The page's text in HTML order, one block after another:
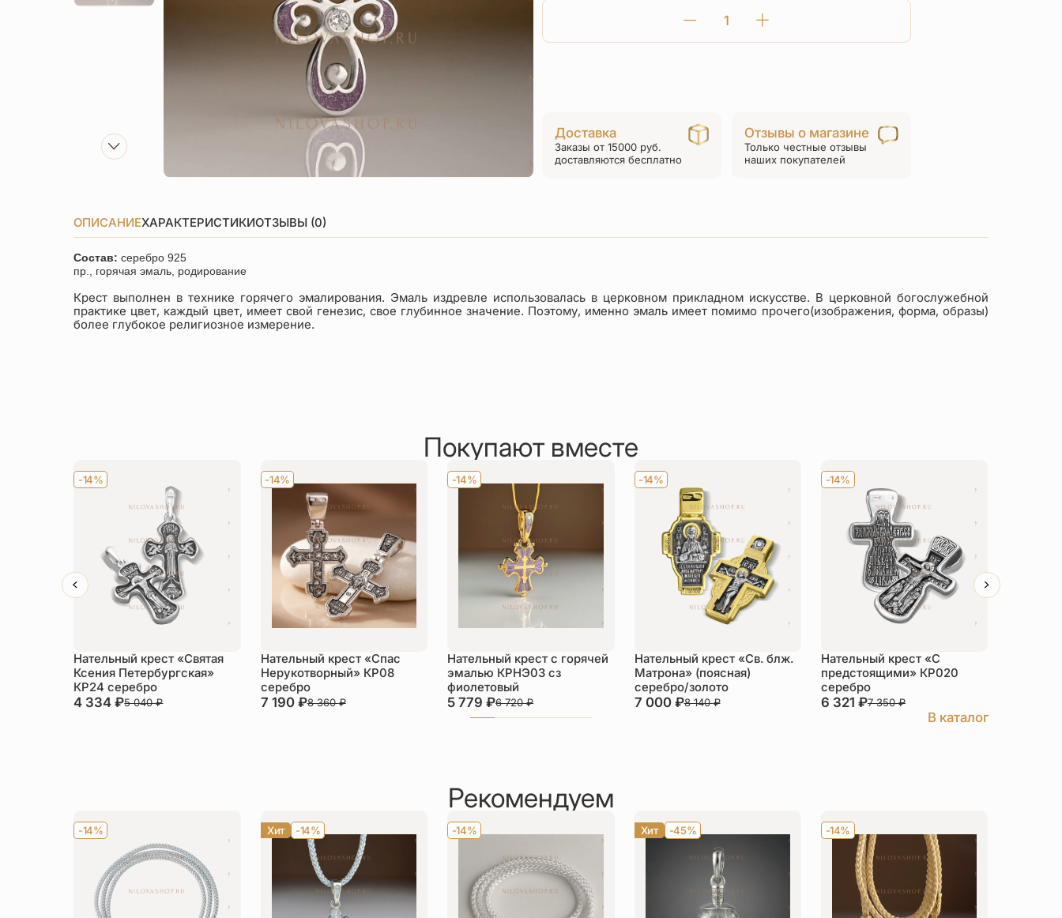
Количество
товара
эмалью
фиолетовый
«КРЭ25срф»
Доставка
Заказы от 15000 руб.
доставляются бесплатно
Отзывы о магазине
Только честные отзывы
наших покупателей
ОПИСАНИЕХАРАКТЕРИСТИКИОТЗЫВЫ (0)
Состав:серебро 925
пр., горячая эмаль, родирование
Крест выполнен в технике горячего эмалирования. Эмаль издревле использовалась в церковном прикладном искусстве. В церковной богослужебной
практике цвет, каждый цвет, имеет свой генезис, свое глубинное значение. Поэтому, именно эмаль имеет помимо прочего(изображения, форма, образы)
более глубокое религиозное измерение.
Покупают вместе
-14%
Нательный крест «Святая
Ксения Петербургская»
КР24 серебро
4 334₽5 040₽
-14%
Нательный крест «Спас
Нерукотворный» КР08
серебро
7 190 ₽8 360₽
-14%
Нательный крест с горячей
эмалью КРНЭ03 сз
фиолетовый
5 779₽6 720₽
-14%
Нательный крест «Св. блж.
Матрона» (поясная)
серебро/золото
7 000 ₽8 140₽
-14%
Нательный крест «С
предстоящими» КР020
серебро
6 321 ₽7 350₽
В каталог
Рекомендуем
-14% Хит -14% -14% Хит -45% -14%